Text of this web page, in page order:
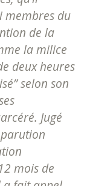
membres du
de la
la milice
deux heures
selon son
Jugé
mois de